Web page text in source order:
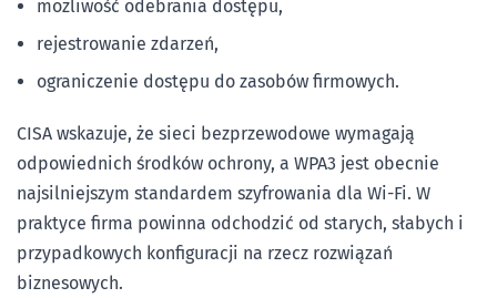
możliwość odebrania dostępu,
rejestrowanie zdarzeń,
ograniczenie dostępu do zasobów firmowych.
CISA wskazuje, że sieci bezprzewodowe wymagają
odpowiednich środków ochrony, a WPA3 jest obecnie
najsilniejszym standardem szyfrowania dla Wi-Fi. W
praktyce firma powinna odchodzić od starych, słabych i
przypadkowych konfiguracji na rzecz rozwiązań
biznesowych.